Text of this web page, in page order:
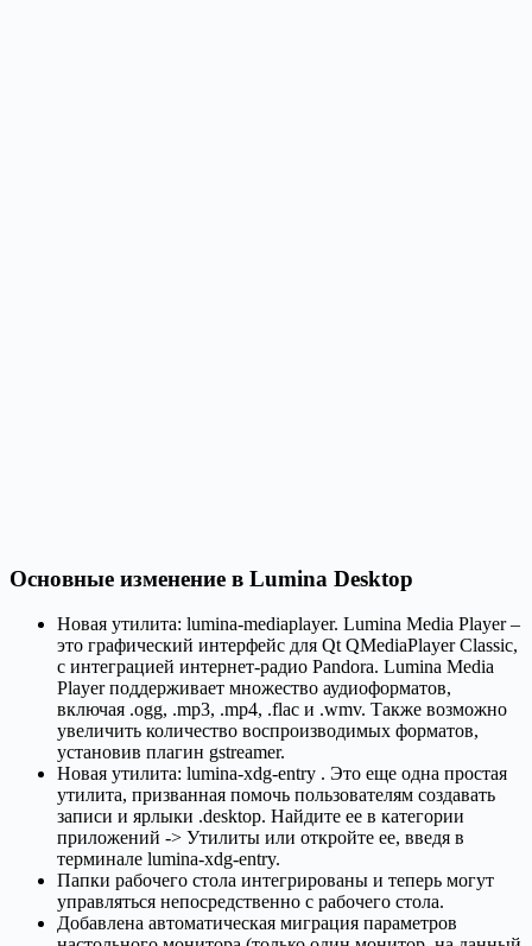
Основные изменение в Lumina Desktop
Новая утилита: lumina-mediaplayer. Lumina Media Player –
это графический интерфейс для Qt QMediaPlayer Classic,
с интеграцией интернет-радио Pandora. Lumina Media
Player поддерживает множество аудиоформатов,
включая .ogg, .mp3, .mp4, .flac и .wmv. Также возможно
увеличить количество воспроизводимых форматов,
установив плагин gstreamer.
Новая утилита: lumina-xdg-entry . Это еще одна простая
утилита, призванная помочь пользователям создавать
записи и ярлыки .desktop. Найдите ее в категории
приложений -> Утилиты или откройте ее, введя в
терминале lumina-xdg-entry.
Папки рабочего стола интегрированы и теперь могут
управляться непосредственно с рабочего стола.
Добавлена ​​автоматическая миграция параметров